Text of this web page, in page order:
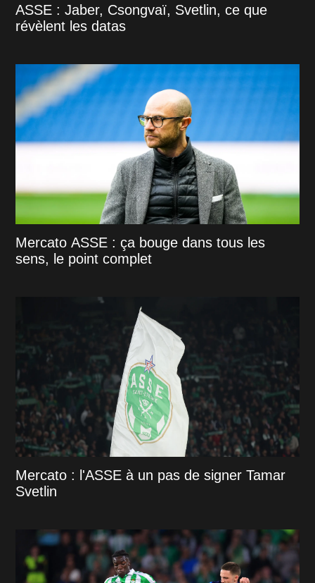
ASSE : Jaber, Csongvaï, Svetlin, ce que
révèlent les datas
Mercato ASSE : ça bouge dans tous les
sens, le point complet
Mercato : l'ASSE à un pas de signer Tamar
Svetlin